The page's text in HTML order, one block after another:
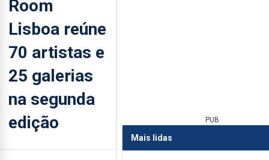
Room
Lisboa reúne
70 artistas e
25 galerias
na segunda
edição
PUB
Mais lidas